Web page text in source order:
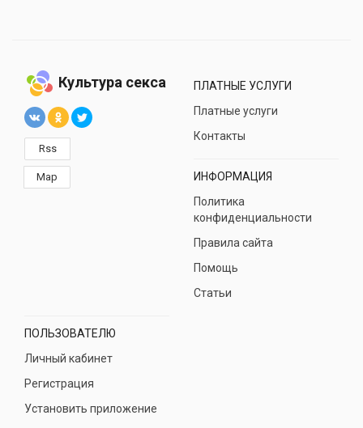
Культура секса
Rss
Map
ПЛАТНЫЕ УСЛУГИ
Платные услуги
Контакты
ИНФОРМАЦИЯ
Политика
конфиденциальности
Правила сайта
Помощь
Статьи
ПОЛЬЗОВАТЕЛЮ
Личный кабинет
Регистрация
Установить приложение